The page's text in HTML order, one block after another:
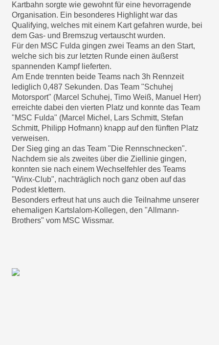
Kartbahn sorgte wie gewohnt für eine hevorragende
Organisation. Ein besonderes Highlight war das
Qualifying, welches mit einem Kart gefahren wurde, bei
dem Gas- und Bremszug vertauscht wurden.
Für den MSC Fulda gingen zwei Teams an den Start,
welche sich bis zur letzten Runde einen äußerst
spannenden Kampf lieferten.
Am Ende trennten beide Teams nach 3h Rennzeit
lediglich 0,487 Sekunden. Das Team "Schuhej
Motorsport" (Marcel Schuhej, Timo Weiß, Manuel Herr)
erreichte dabei den vierten Platz und konnte das Team
"MSC Fulda" (Marcel Michel, Lars Schmitt, Stefan
Schmitt, Philipp Hofmann) knapp auf den fünften Platz
verweisen.
Der Sieg ging an das Team "Die Rennschnecken".
Nachdem sie als zweites über die Ziellinie gingen,
konnten sie nach einem Wechselfehler des Teams
"Winx-Club", nachträglich noch ganz oben auf das
Podest klettern.
Besonders erfreut hat uns auch die Teilnahme unserer
ehemaligen Kartslalom-Kollegen, den "Allmann-
Brothers" vom MSC Wissmar.